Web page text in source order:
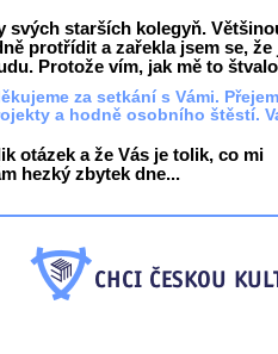
svých starších kolegyň.
protřídit a zařekla jsem se, že
Protože vím, jak mě to
za setkání s Vámi.
a hodně osobního štěstí.
otázek a že Vás je tolik, co mi
hezký zbytek dne...